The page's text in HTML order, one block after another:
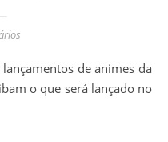
o que será lançado no